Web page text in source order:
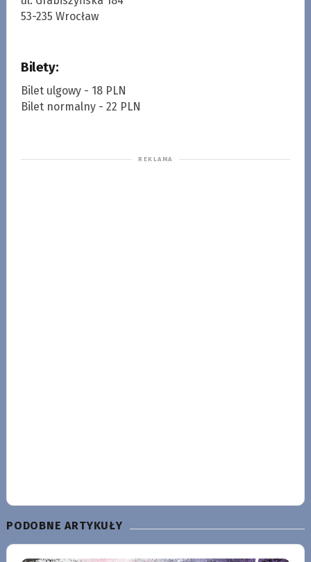
53-235 Wrocław
Bilety:
Bilet ulgowy - 18 PLN
Bilet normalny - 22 PLN
PODOBNE ARTYKUŁY